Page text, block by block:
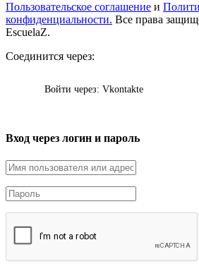
Пользовательское соглашение и
конфиденциальности. Все права
EscuelaZ.
Соединится через:
Войти через: Vkontakte
Вход через логин и пароль